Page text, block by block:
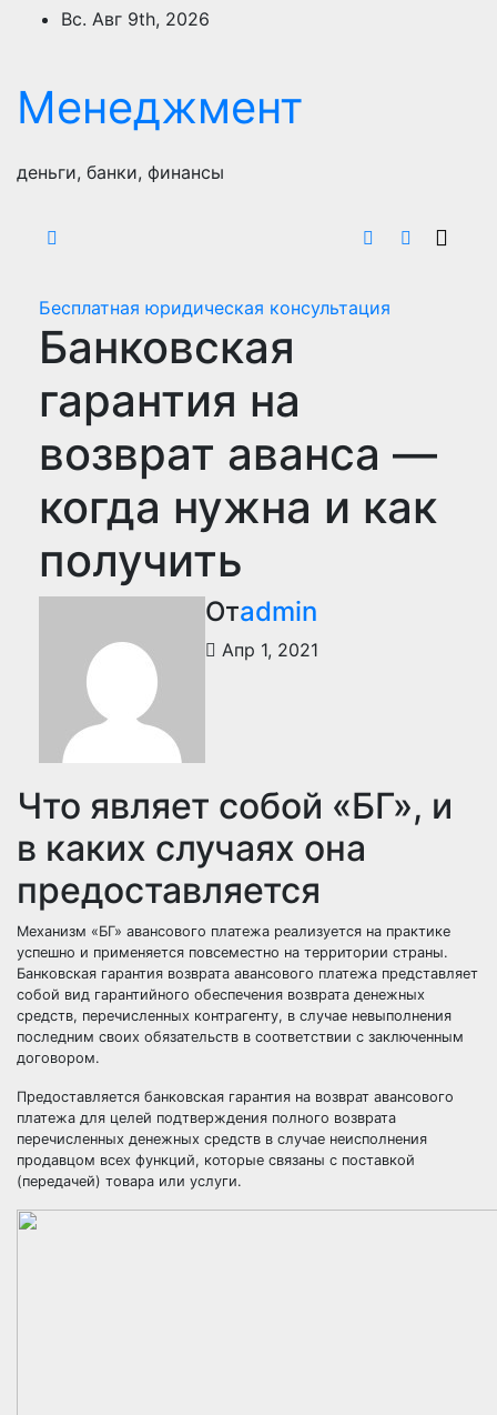
ПерейтиВс. Авг 9th, 2026
Менеджмент
деньги, банки, финансы
Бесплатная юридическая консультация
Банковская
гарантия на
возврат аванса —
когда нужна и как
получить
Отadmin
Апр 1, 2021
Что являет собой «БГ», и
в каких случаях она
предоставляется
Механизм «БГ» авансового платежа реализуется на практике
успешно и применяется повсеместно на территории страны.
Банковская гарантия возврата авансового платежа представляет
собой вид гарантийного обеспечения возврата денежных
средств, перечисленных контрагенту, в случае невыполнения
последним своих обязательств в соответствии с заключенным
договором.
Предоставляется банковская гарантия на возврат авансового
платежа для целей подтверждения полного возврата
перечисленных денежных средств в случае неисполнения
продавцом всех функций, которые связаны с поставкой
(передачей) товара или услуги.